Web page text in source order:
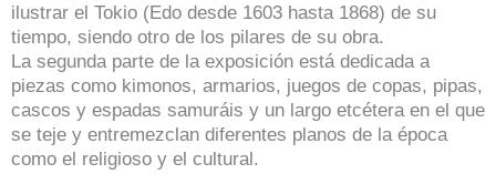
ilustrar el Tokio (Edo desde 1603 hasta 1868) de su
tiempo, siendo otro de los pilares de su obra.
La segunda parte de la exposición está dedicada a
piezas como kimonos, armarios, juegos de copas, pipas,
cascos y espadas samuráis y un largo etcétera en el que
se teje y entremezclan diferentes planos de la época
como el religioso y el cultural.